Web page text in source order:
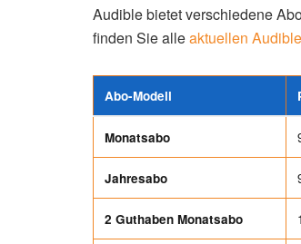
Audible bietet verschiedene
finden Sie alleaktuellen
Abo-Modell
Monatsabo
Jahresabo
2 Guthaben Monatsabo